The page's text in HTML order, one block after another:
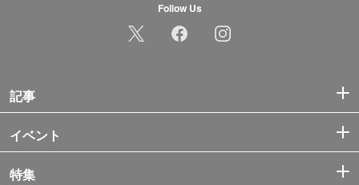
Follow Us
記事
イベント
特集